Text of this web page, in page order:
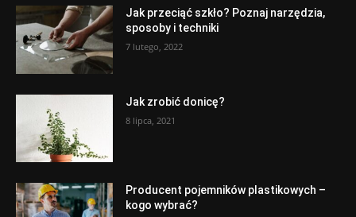
Jak przeciąć szkło? Poznaj narzędzia,
sposoby i techniki
7 lutego, 2022
Jak zrobić donicę?
8 lipca, 2021
Producent pojemników plastikowych –
kogo wybrać?